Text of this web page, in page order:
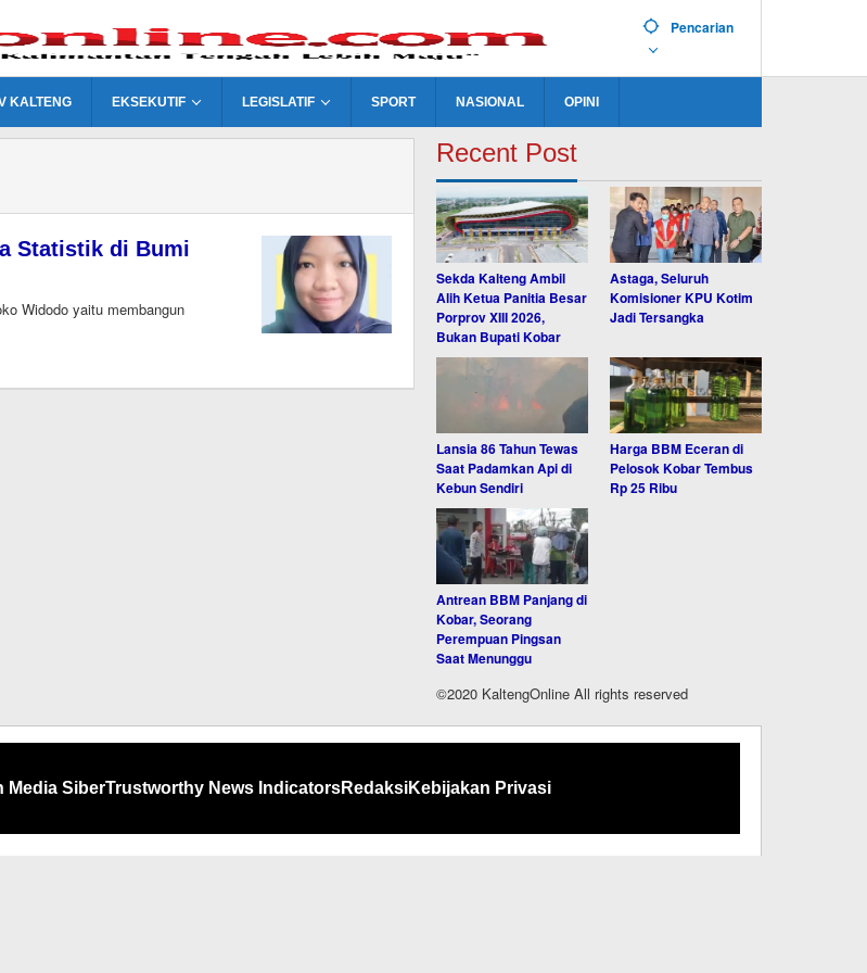
Pencarian
KALTENG EKSEKUTIF LEGISLATIF SPORT NASIONAL OPINI
Statistik di Bumi
Widodo yaitu membangun
Recent Post
Sekda Kalteng Ambil
Alih Ketua Panitia Besar
Porprov XIII 2026,
Bukan Bupati Kobar
Astaga, Seluruh
Komisioner KPU Kotim
Jadi Tersangka
Lansia 86 Tahun Tewas
Saat Padamkan Api di
Kebun Sendiri
Harga BBM Eceran di
Pelosok Kobar Tembus
Rp 25 Ribu
Antrean BBM Panjang di
Kobar, Seorang
Perempuan Pingsan
Saat Menunggu
©2020 KaltengOnline All rights reserved
Media SiberTrustworthy News IndicatorsRedaksiKebijakan Privasi